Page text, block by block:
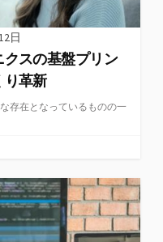
日
スの基盤プリン
り革新
存在となっているものの一